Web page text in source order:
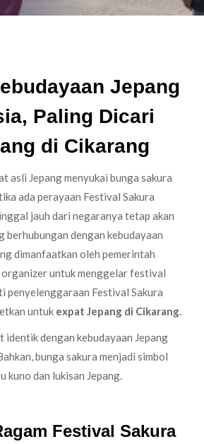
Jepang
Paling Dicari
di Cikarang
asli Jepang menyukai bunga sakura
ada perayaan Festival Sakura
jauh dari negaranya tetap akan
berhubungan dengan kebudayaan
dimanfaatkan oleh pemerintah
untuk menggelar festival
penyelenggaraan Festival Sakura
untuk expat Jepang di Cikarang.
identik dengan kebudayaan Jepang
bunga sakura menjadi simbol
kuno dan lukisan Jepang.
Festival Sakura